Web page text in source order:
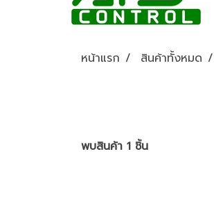
หน้าแรก สินค้าทั้งหมด
พบสินค้า 1 ชิ้น